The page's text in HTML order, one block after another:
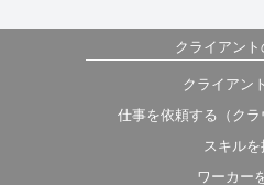
クライアン
クライアン
仕事を依頼する（クラ
スキルを
ワーカー